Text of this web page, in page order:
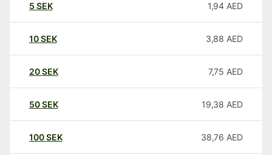
5 SEK 1,94 AED
10SEK 3,88 AED
20SEK 7,75 AED
50SEK 19,38 AED
100SEK 38,76 AED